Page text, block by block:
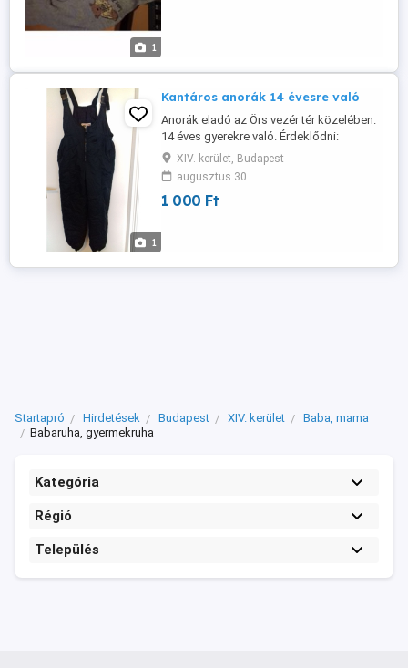
1
1
Kantáros anorák 14 évesre való
Anorák eladó az Örs vezér tér közelében.
14 éves gyerekre való. Érdeklődni:
06306781824 (a lenti telefonszámon csak
a hirdetés kezelőjét tudja elérni)
XIV. kerület, Budapest
augusztus 30
1 000 Ft
Startapró Hirdetések Budapest XIV. kerület
Baba, mama
Babaruha, gyermekruha
Kategória
Régió
Település